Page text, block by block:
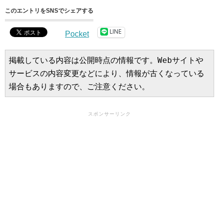
このエントリをSNSでシェアする
Pocket LINE
掲載している内容は公開時点の情報です。Webサイトや
サービスの内容変更などにより、情報が古くなっている
場合もありますので、ご注意ください。
スポンサーリンク